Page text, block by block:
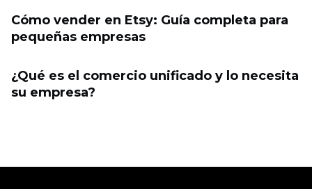
Cómo vender en Etsy: Guía completa para
pequeñas empresas
¿Qué es el comercio unificado y lo necesita
su empresa?